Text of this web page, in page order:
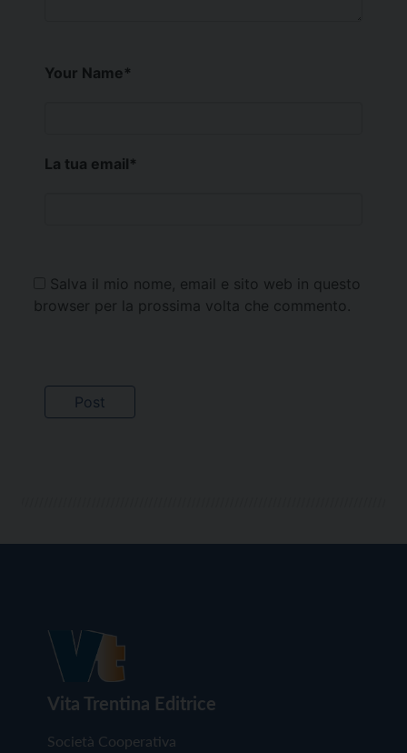
Your Name*
La tua email*
Salva il mio nome, email e sito web in questo
browser per la prossima volta che commento.
Vita Trentina Editrice
Società Cooperativa